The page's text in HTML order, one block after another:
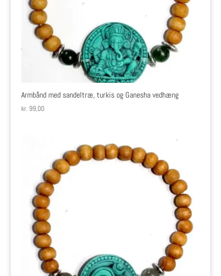
Armbånd med sandeltræ, turkis og Ganesha vedhæng
kr. 99,00